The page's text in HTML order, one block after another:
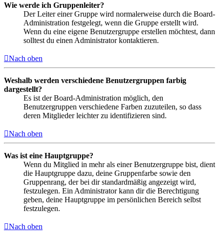
Wie werde ich Gruppenleiter?
Der Leiter einer Gruppe wird normalerweise durch die Board-
Administration festgelegt, wenn die Gruppe erstellt wird.
Wenn du eine eigene Benutzergruppe erstellen möchtest, dann
solltest du einen Administrator kontaktieren.
Nach oben
Weshalb werden verschiedene Benutzergruppen farbig
dargestellt?
Es ist der Board-Administration möglich, den
Benutzergruppen verschiedene Farben zuzuteilen, so dass
deren Mitglieder leichter zu identifizieren sind.
Nach oben
Was ist eine Hauptgruppe?
Wenn du Mitglied in mehr als einer Benutzergruppe bist, dient
die Hauptgruppe dazu, deine Gruppenfarbe sowie den
Gruppenrang, der bei dir standardmäßig angezeigt wird,
festzulegen. Ein Administrator kann dir die Berechtigung
geben, deine Hauptgruppe im persönlichen Bereich selbst
festzulegen.
Nach oben